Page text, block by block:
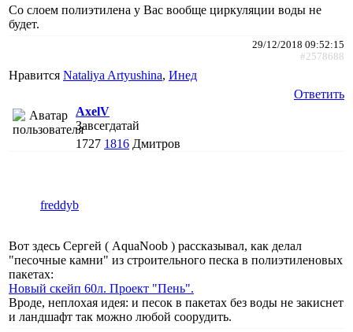
Со слоем полиэтилена у Вас вообще циркуляции воды не
будет.
29/12/2018 09:52:15
#2578688
Нравится Nataliya Artyushina, Инед
Ответить
AxelV
Завсегдатай
1727 1816 Дмитров
freddyb
Вот здесь Сергей ( AquaNoob ) рассказывал, как делал
"песочные камни" из строительного песка в полиэтиленовых
пакетах:
Новый скейп 60л. Проект "Пень".
Вроде, неплохая идея: и песок в пакетах без воды не закиснет
и ландшафт так можно любой соорудить.